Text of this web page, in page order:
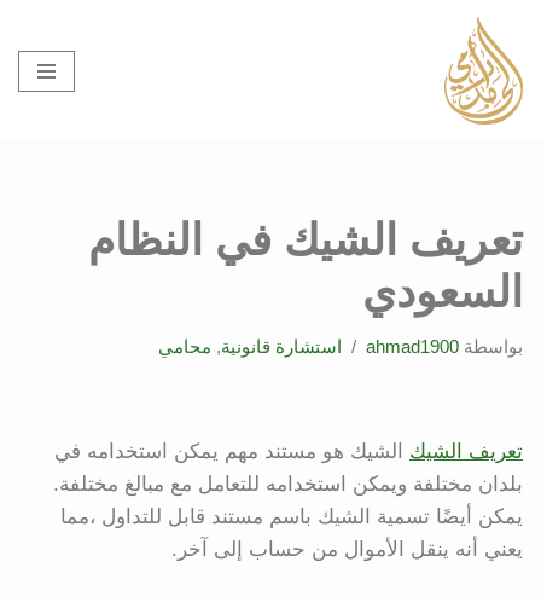
تخطى
إلى
المحتوى
تعريف الشيك في النظام
السعودي
بواسطة ahmad1900 استشارة قانونية, محامي
تعريف الشيك الشيك هو مستند مهم يمكن استخدامه في
بلدان مختلفة ويمكن استخدامه للتعامل مع مبالغ مختلفة.
يمكن أيضًا تسمية الشيك باسم مستند قابل للتداول ،مما
يعني أنه ينقل الأموال من حساب إلى آخر.